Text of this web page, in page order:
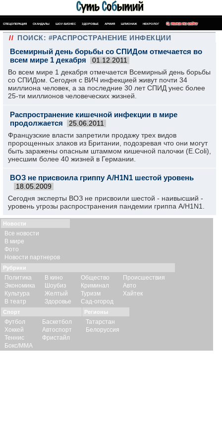
СПЕЦОПЕРАЦИЯ СКАНДАЛЫ ШОУ-БИЗНЕС ЗДОРОВЬЕ АРМИЯ ШПИОНАЖ НЕКРОЛОГ ПОИСК ПО САЙТУ
// ПОИСК: #РАСПРОСТРАНЕНИЕ ИНФЕКЦИИ
Всемирный день борьбы со СПИДом отмечается во
всем мире 1 декабря
01.12.2011
Во всем мире 1 декабря отмечается Всемирный день борьбы
со СПИДом. Сегодня с ВИЧ инфекцией живут почти 34
миллиона человек, а за последние 30 лет СПИД унес более
25-ти миллионов человеческих жизней.
Распространение кишечной инфекции в мире
продолжается
25.06.2011
Французские власти запретили продажу трех видов
пророщенных злаков из Британии, подозревая что они могут
быть заражены опасным штаммом кишечной палочки (E.Coli),
унесшим более 40 жизней в Германии.
ВОЗ не присвоила гриппу А/Н1N1 шестой уровень
18.05.2009
Сегодня эксперты ВОЗ не присвоили шестой - наивысший -
уровень угрозы распространения пандемии гриппа А/Н1N1.
Новости
Все новости
В мире
Фото
Новости партнеров
Рубрики
Политика
Экономика
Культура
В театр
В кино
Шоубиз
Желтый
Здоровье
Общество
Криминал
Туризм
Сад-огород
Происшествия
Авто
Хайтек
Спорт
Футбол
Хоккей
Теннис
Бокс/ММА
Баскетбол
Автоспорт
Фристайл
Регионы
Татарстан
Белоруссия